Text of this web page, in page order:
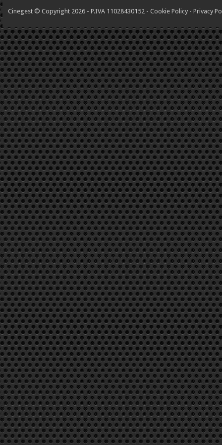
Cinegest © Copyright 2026 - P.IVA 11028430152 - Cookie Policy - Privacy